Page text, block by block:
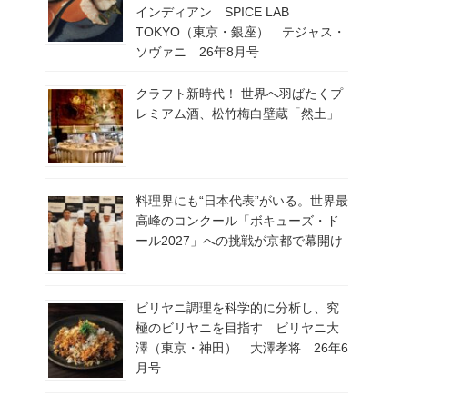
インディアン SPICE LAB
TOKYO（東京・銀座） テジャス・
ソヴァニ 26年8月号
クラフト新時代！ 世界へ羽ばたくプ
レミアム酒、松竹梅白壁蔵「然土」
料理界にも“日本代表”がいる。世界最
高峰のコンクール「ボキューズ・ド
ール2027」への挑戦が京都で幕開け
ビリヤニ調理を科学的に分析し、究
極のビリヤニを目指す ビリヤニ大
澤（東京・神田） 大澤孝将 26年6
月号